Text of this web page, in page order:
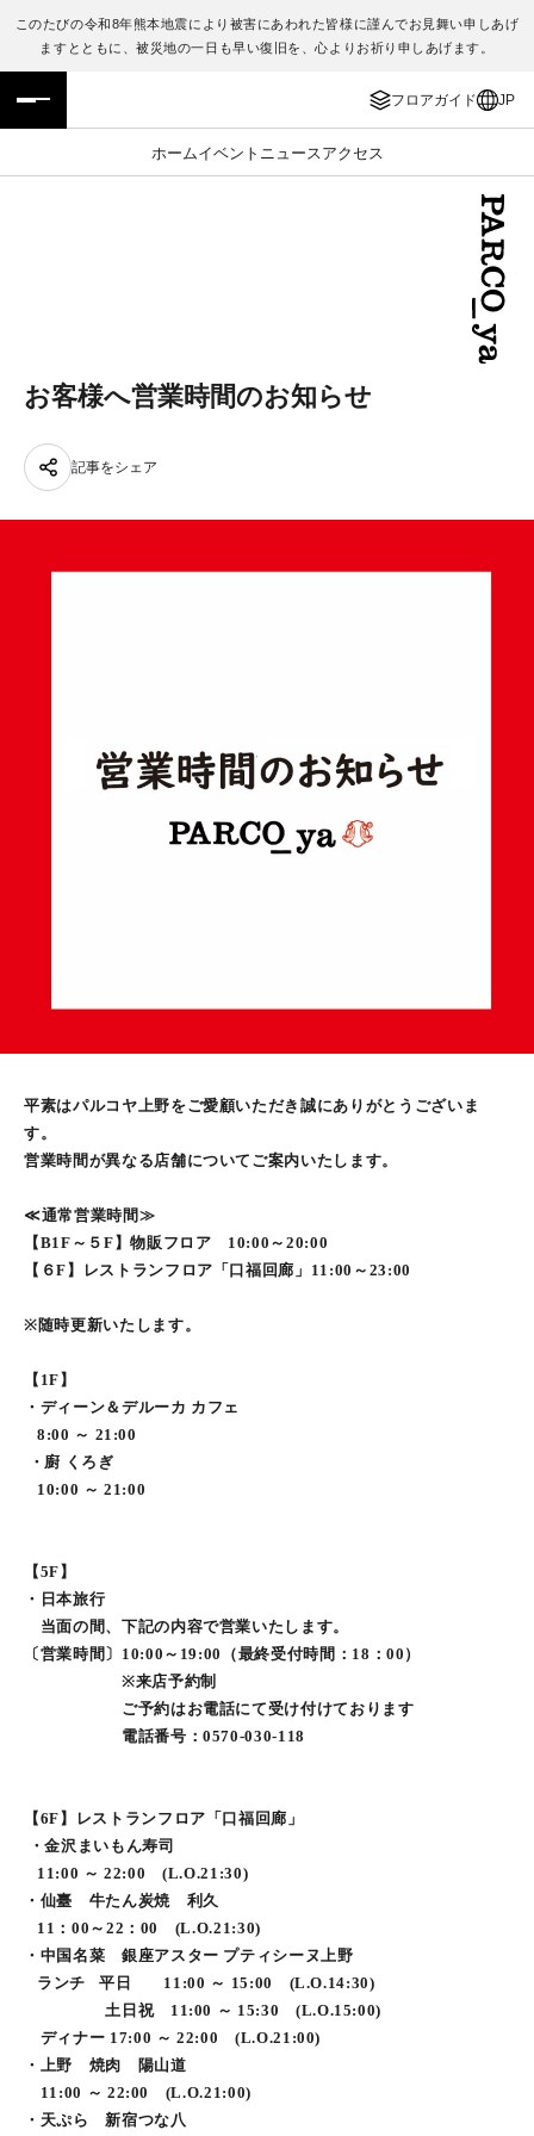
このたびの令和8年熊本地震により被害にあわれた皆様に謹んでお見舞い申しあげ
ますとともに、被災地の一日も早い復旧を、心よりお祈り申しあげます。
フロアガイド JP
ホームイベント ニュース アクセス
フロアガイド
施設案内・アクセス
ENGLISH
繁体字
お客様へ営業時間のお知らせ
記事をシェア
平素はパルコヤ上野をご愛顧いただき誠にありがとうございま
す。
営業時間が異なる店舗についてご案内いたします。
≪通常営業時間≫
【B1F～５F】物販フロア 10:00～20:00
【６F】レストランフロア「口福回廊」11:00～23:00
※随時更新いたします。
【1F】
・ディーン＆デルーカ カフェ
8:00 ～ 21:00
・廚 くろぎ
10:00 ～ 21:00
【5F】
・日本旅行
当面の間、下記の内容で営業いたします。
〔営業時間〕10:00～19:00（最終受付時間：18：00）
※来店予約制
ご予約はお電話にて受け付けております
電話番号：0570-030-118
【6F】レストランフロア「口福回廊」
・金沢まいもん寿司
11:00 ～ 22:00 (L.O.21:30)
・仙臺 牛たん炭焼 利久
11：00～22：00 (L.O.21:30)
・中国名菜 銀座アスター プティシーヌ上野
ランチ 平日 11:00 ～ 15:00 (L.O.14:30)
土日祝 11:00 ～ 15:30 (L.O.15:00)
ディナー 17:00 ～ 22:00 (L.O.21:00)
・上野 焼肉 陽山道
11:00 ～ 22:00 (L.O.21:00)
・天ぷら 新宿つな八